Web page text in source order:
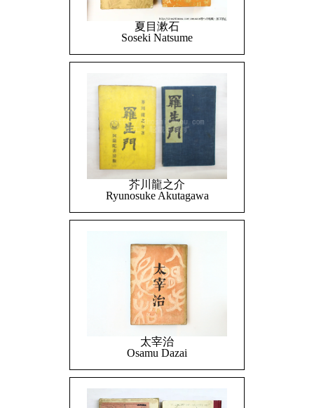
夏目漱石
Soseki Natsume
芥川龍之介
Ryunosuke Akutagawa
太宰治
Osamu Dazai